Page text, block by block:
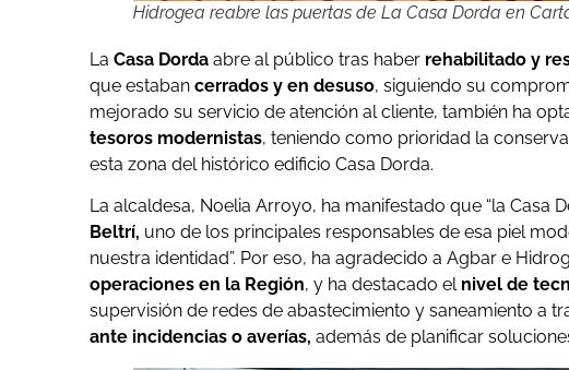
Hidrogea reabre las puertas de La Casa Dorda en
La Casa Dorda abre al público tras haber rehabilitado y
que estaban cerrados y en desuso, siguiendo su
mejorado su servicio de atención al cliente, también ha
tesoros modernistas, teniendo como prioridad la
esta zona del histórico edificio Casa Dorda.
La alcaldesa, Noelia Arroyo, ha manifestado que “la Casa
Beltrí, uno de los principales responsables de esa piel
nuestra identidad”. Por eso, ha agradecido a Agbar e
operaciones en la Región, y ha destacado el nivel de
supervisión de redes de abastecimiento y saneamiento a
ante incidencias o averías, además de planificar